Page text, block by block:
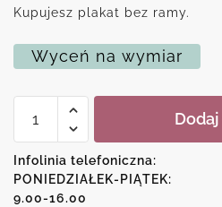
Kupujesz plakat bez ramy.
Wyceń na wymiar
Plakat
paproci
Infolinia telefoniczna:
PONIEDZIAŁEK-PIĄTEK:
9.00-16.00